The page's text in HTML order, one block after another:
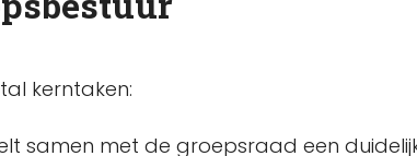
kerntaken:
samen met de groepsraad een